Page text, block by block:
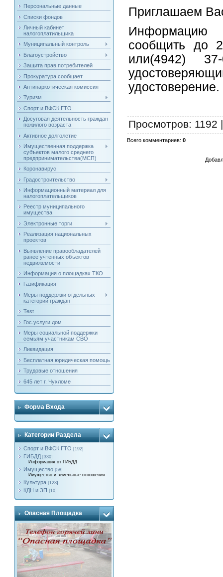
Персональные данные
Списки фондов
Личный кабинет
налогоплатильщика
Муниципальный контроль
Благоустройство
Защита прав потребителей
Прокуратура сообщает
Антинаркотическая комиссия
Туризм
Спорт и ВФСК ГТО
Досуговая деятельность граждан
пожилого возраста
Активное долголетие
Имущественная поддержка
субъектов малого среднего
предпринимательства(МСП)
Коронавирус
Градостроительство
Информационный материал для
налогоплательщиков
Реестр муниципального
имущества
Электронные торги
Реализация национальных
проектов
Выявление правообладателей
ранее учтенных объектов
недвижемости
Информация о площадках ТКО
Газификация
Меры поддержки отдельных
категорий граждан
Test
Гос.услуги дом
Меры социальной поддержки
семьям участникам СВО
Ликвидация
Бесплатная юридическая помощь
Трудовые отношения
645 лет г. Чухломе
Форма Входа
Категории Раздела
Спорт и ВФСК ГТО [192]
ГИБДД [330]
Информация от ГИБДД
Имущество [58]
Имущество и земельные отношения
Культура [123]
КДН и ЗП [10]
Опасная Площадка
Приглашаем
Информацию
сообщить до
или(4942)
удостоверение.
Просмотров: 1192
Всего комментариев:0